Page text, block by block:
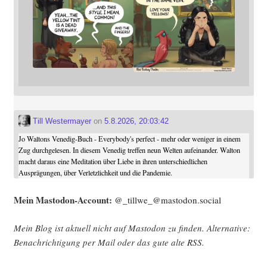
Till Westermayeron 5.8.2026, 20:03:42
Jo Waltons Venedig-Buch - Everybody's perfect - mehr oder weniger in einem
Zug durchgelesen. In diesem Venedig treffen neun Welten aufeinander. Walton
macht daraus eine Meditation über Liebe in ihren unterschiedlichen
Ausprägungen, über Verletzlichkeit und die Pandemie.
Mein Mast­o­don-Account: @_tillwe_@mastodon.social
Mein Blog ist aktu­ell nicht auf Mast­o­don zu fin­den. Alter­na­ti­ve:
Benach­rich­ti­gung per Mail oder das gute alte RSS.